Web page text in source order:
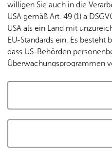
willigen Sie auch in die
USA gemäß Art. 49 (1) a
USA als ein Land mit
EU-Standards ein. Es besteht
dass US-Behörden
Überwachungsprogrammen